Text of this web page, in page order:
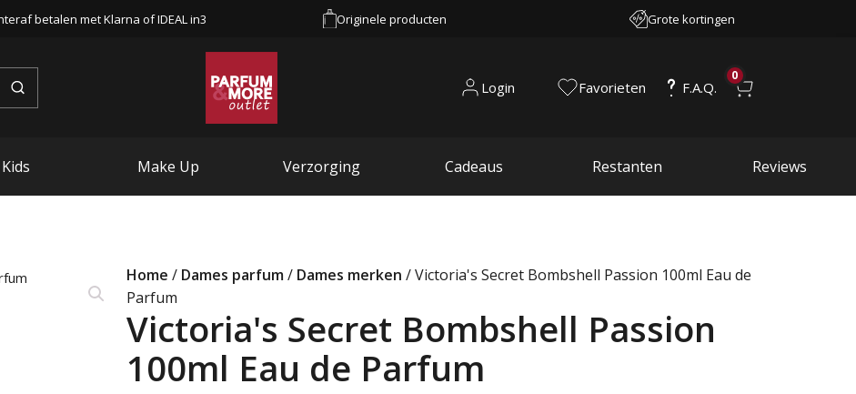
betalen met Klarna of IDEAL in3 Originele producten Grote kortingen
Login Favorieten F.A.Q.
0
Kids Make Up Verzorging Cadeaus Restanten Reviews
Home / Dames parfum/ Dames merken / Victoria's Secret Bombshell Passion 100ml Eau de
Parfum
Victoria's Secret Bombshell Passion
100ml Eau de Parfum